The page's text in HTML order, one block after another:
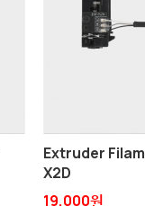
Extruder
X2D
19,000원